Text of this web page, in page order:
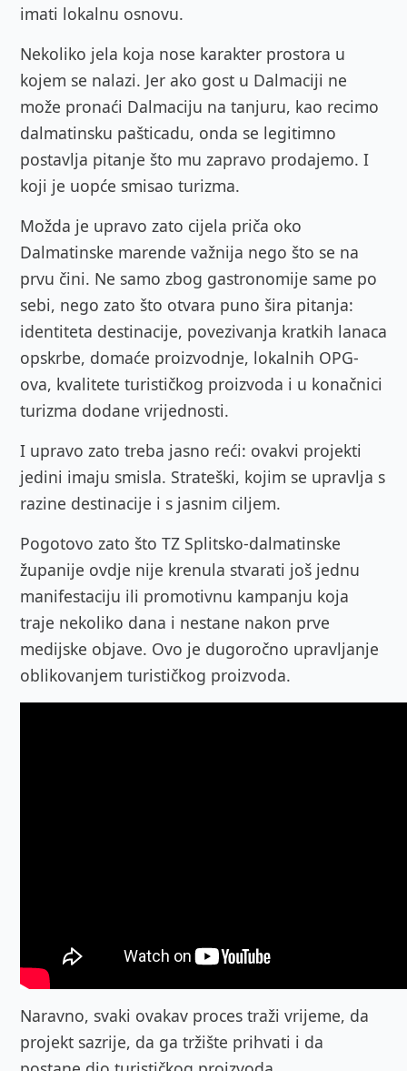
imati lokalnu osnovu.
Nekoliko jela koja nose karakter prostora u
kojem se nalazi. Jer ako gost u Dalmaciji ne
može pronaći Dalmaciju na tanjuru, kao recimo
dalmatinsku pašticadu, onda se legitimno
postavlja pitanje što mu zapravo prodajemo. I
koji je uopće smisao turizma.
Možda je upravo zato cijela priča oko
Dalmatinske marende važnija nego što se na
prvu čini. Ne samo zbog gastronomije same po
sebi, nego zato što otvara puno šira pitanja:
identiteta destinacije, povezivanja kratkih lanaca
opskrbe, domaće proizvodnje, lokalnih OPG-
ova, kvalitete turističkog proizvoda i u konačnici
turizma dodane vrijednosti.
I upravo zato treba jasno reći: ovakvi projekti
jedini imaju smisla. Strateški, kojim se upravlja s
razine destinacije i s jasnim ciljem.
Pogotovo zato što TZ Splitsko-dalmatinske
županije ovdje nije krenula stvarati još jednu
manifestaciju ili promotivnu kampanju koja
traje nekoliko dana i nestane nakon prve
medijske objave. Ovo je dugoročno upravljanje
oblikovanjem turističkog proizvoda.
Naravno, svaki ovakav proces traži vrijeme, da
projekt sazrije, da ga tržište prihvati i da